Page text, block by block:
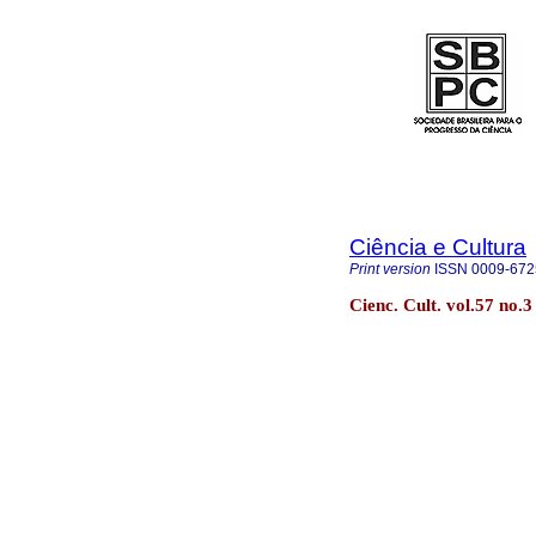
Ciência e Cultura
Print version ISSN 0009-
Cienc. Cult. vol.57